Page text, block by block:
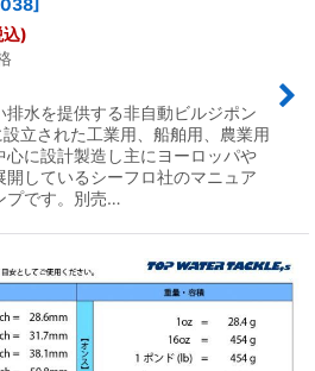
込)
排水を提供する非自動ビルジポン
立された工業用、船舶用、農業用
心に設計製造し主にヨーロッパや
開しているシーフロ社のマニュア
プです。別売…